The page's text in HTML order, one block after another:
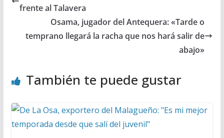
frente al Talavera
Osama, jugador del Antequera: «Tarde o
temprano llegará la racha que nos hará salir de
abajo»
También te puede gustar